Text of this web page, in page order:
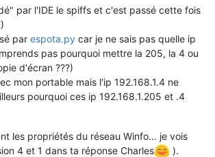
par l'IDE le spiffs et c'est passé cette fois
par espota.py car je ne sais pas quelle ip
pas pourquoi mettre la 205, la 4 ou
d'écran ???)
mon portable mais l'ip 192.168.1.4 ne
pourquoi ces ip 192.168.1.205 et .4
les propriétés du réseau Winfo... je vois
4 et 1 dans ta réponse Charles
).